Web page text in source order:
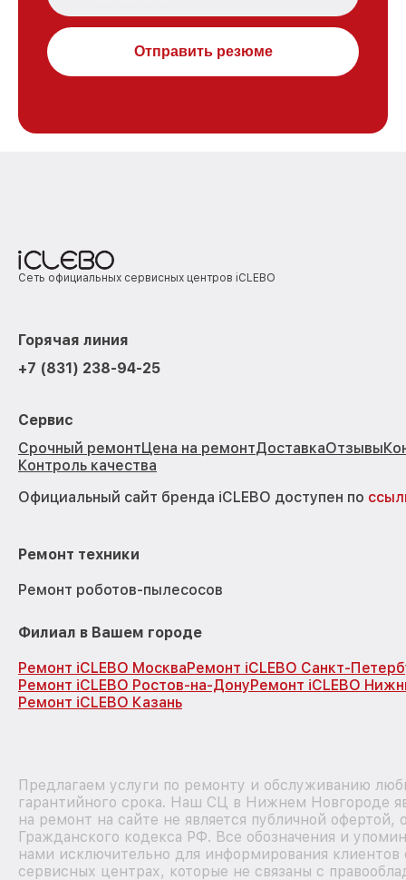
Сеть официальных сервисных центров iCLEBO
Горячая линия
+7 (831) 238-94-25
Сервис
Срочный ремонтЦена на ремонтДоставкаОтзывы
Контроль качества
Официальный сайт бренда iCLEBO доступен по
Ремонт техники
Ремонт роботов-пылесосов
Филиал в Вашем городе
Ремонт iCLEBO МоскваРемонт iCLEBO Санкт-
Ремонт iCLEBO Ростов-на-ДонуРемонт iCLEBO
Ремонт iCLEBO Казань
Предлагаем услуги по ремонту и обслуживанию
гарантийного срока. Наш СЦ в Нижнем Новгороде
на ремонт на сайте не является публичной
Гражданского кодекса РФ. Все обозначения и
нами исключительно для информирования
сервисных центрах, которые не связаны с